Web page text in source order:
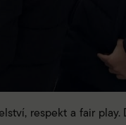
respekt a fair